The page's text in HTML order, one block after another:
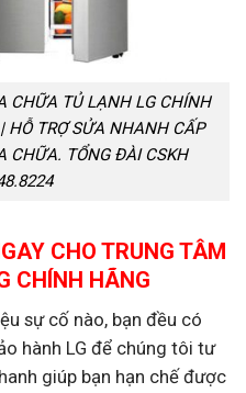
CHỮA TỦ LẠNH LG CHÍNH
TRỢ SỬA NHANH CẤP
CHỮA. TỔNG ĐÀI CSKH
CHO TRUNG TÂM
CHÍNH HÃNG
sự cố nào, bạn đều có
hành LG để chúng tôi tư
giúp bạn hạn chế được